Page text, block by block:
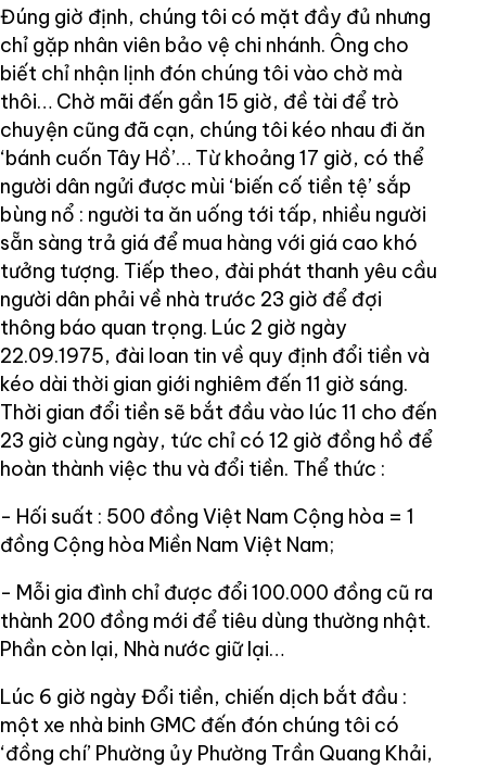
Đúng giờ định, chúng tôi có mặt đầy đủ nhưng
chỉ gặp nhân viên bảo vệ chi nhánh. Ông cho
biết chỉ nhận lịnh đón chúng tôi vào chờ mà
thôi… Chờ mãi đến gần 15 giờ, đề tài để trò
chuyện cũng đã cạn, chúng tôi kéo nhau đi ăn
‘bánh cuốn Tây Hồ’… Từ khoảng 17 giờ, có thể
người dân ngửi được mùi ‘biến cố tiền tệ’ sắp
bùng nổ : người ta ăn uống tới tấp, nhiều người
sẵn sàng trả giá để mua hàng với giá cao khó
tưởng tượng. Tiếp theo, đài phát thanh yêu cầu
người dân phải về nhà trước 23 giờ để đợi
thông báo quan trọng. Lúc 2 giờ ngày
22.09.1975, đài loan tin về quy định đổi tiền và
kéo dài thời gian giới nghiêm đến 11 giờ sáng.
Thời gian đổi tiền sẽ bắt đầu vào lúc 11 cho đến
23 giờ cùng ngày, tức chỉ có 12 giờ đồng hồ để
hoàn thành việc thu và đổi tiền. Thể thức :
- Hối suất : 500 đồng Việt Nam Cộng hòa = 1
đồng Cộng hòa Miền Nam Việt Nam;
- Mỗi gia đình chỉ được đổi 100.000 đồng cũ ra
thành 200 đồng mới để tiêu dùng thường nhật.
Phần còn lại, Nhà nước giữ lại…
Lúc 6 giờ ngày Đổi tiền, chiến dịch bắt đầu :
một xe nhà binh GMC đến đón chúng tôi có
‘đồng chí’ Phường ủy Phường Trần Quang Khải,